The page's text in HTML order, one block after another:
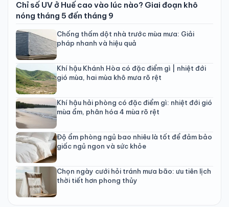
Chỉ số UV ở Huế cao vào lúc nào? Giai đoạn khô
nóng tháng 5 đến tháng 9
Chống thấm dột nhà trước mùa mưa: Giải
pháp nhanh và hiệu quả
Khí hậu Khánh Hòa có đặc điểm gì | nhiệt đới
gió mùa, hai mùa khô mưa rõ rệt
Khí hậu hải phòng có đặc điểm gì: nhiệt đới gió
mùa ẩm, phân hóa 4 mùa rõ rệt
Độ ẩm phòng ngủ bao nhiêu là tốt để đảm bảo
giấc ngủ ngon và sức khỏe
Chọn ngày cưới hỏi tránh mưa bão: ưu tiên lịch
thời tiết hơn phong thủy